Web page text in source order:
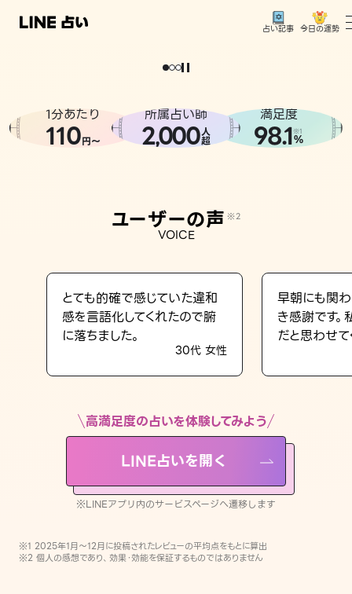
占い記事 今日の運勢
相談事例
LINE占いを開く
※LINEアプリ内のサービスページへ遷移します
どうせなら
。
1分あたり
110円〜
所属占い師
2,000人
超
満足度
98.1※1
%
ユーザーの声 ※2
VOICE
とても的確で感じていた違和
感を言語化してくれたので腑
に落ちました。
30代 女性
早朝にも関
き感謝です
だと思わせて
高満足度の占いを体験してみよう
LINE占いを開く
※LINEアプリ内のサービスページへ遷移します
※1 2025年1月〜12月に投稿されたレビューの平均点をもとに算出
※2 個人の感想であり、効果・効能を保証するものではありません